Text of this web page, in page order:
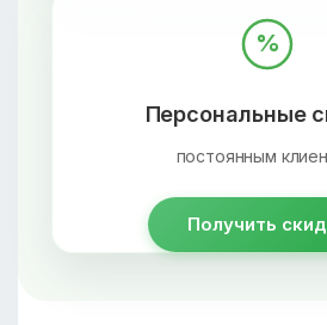
%
Персональные
постоянным
Получить